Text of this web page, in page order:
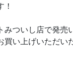
みついし店で発売
買い上げいただい